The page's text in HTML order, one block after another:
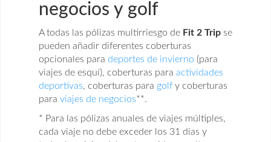
negocios y golf
A todas las pólizas multirriesgo de Fit 2 Trip se
pueden añadir diferentes coberturas
opcionales para deportes de invierno (para
viajes de esquí), coberturas para actividades
deportivas, coberturas para golf y coberturas
para viajes de negocios**.
* Para las pólizas anuales de viajes múltiples,
cada viaje no debe exceder los 31 días y